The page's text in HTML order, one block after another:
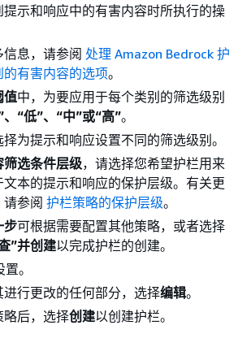
提示和响应中的有害内容时所执行的操
信息，请参阅 处理 Amazon Bedrock 护
的有害内容的选项。
值中，为要应用于每个类别的筛选级别
、“低”、“中”或“高”。
为提示和响应设置不同的筛选级别。
筛选条件层级，请选择您希望护栏用来
文本的提示和响应的保护层级。有关更
请参阅 护栏策略的保护层级。
步可根据需要配置其他策略，或者选择
”并创建以完成护栏的创建。
。
进行更改的任何部分，选择编辑。
略后，选择创建以创建护栏。